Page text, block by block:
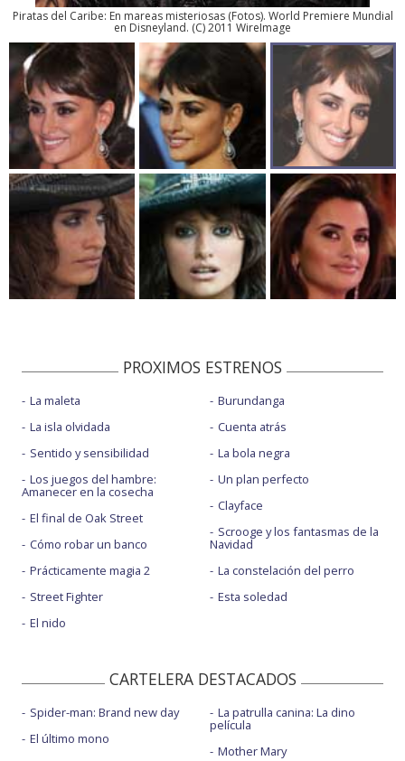
Piratas del Caribe: En mareas misteriosas(Fotos). World Premiere Mundial
en Disneyland. (C) 2011 WireImage
PROXIMOS ESTRENOS
La maleta
La isla olvidada
Sentido y sensibilidad
Los juegos del hambre:
Amanecer en la cosecha
El final de Oak Street
Cómo robar un banco
Prácticamente magia 2
Street Fighter
El nido
Burundanga
Cuenta atrás
La bola negra
Un plan perfecto
Clayface
Scrooge y los fantasmas de la
Navidad
La constelación del perro
Esta soledad
CARTELERA DESTACADOS
Spider-man: Brand new day
El último mono
La patrulla canina: La dino
película
Mother Mary